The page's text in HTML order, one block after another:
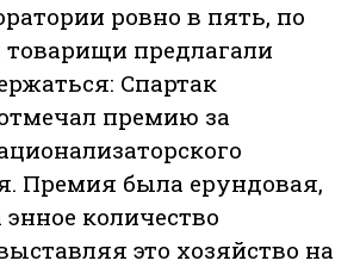
ровно в пять, по
товарищи предлагали
Спартак
премию за
Премия была ерундовая,
количество
это хозяйство на